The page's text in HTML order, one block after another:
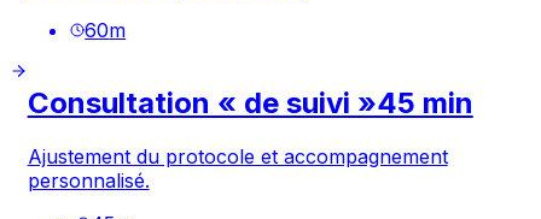
60m
Consultation « de suivi »45 min
Ajustement du protocole et accompagnement
personnalisé.